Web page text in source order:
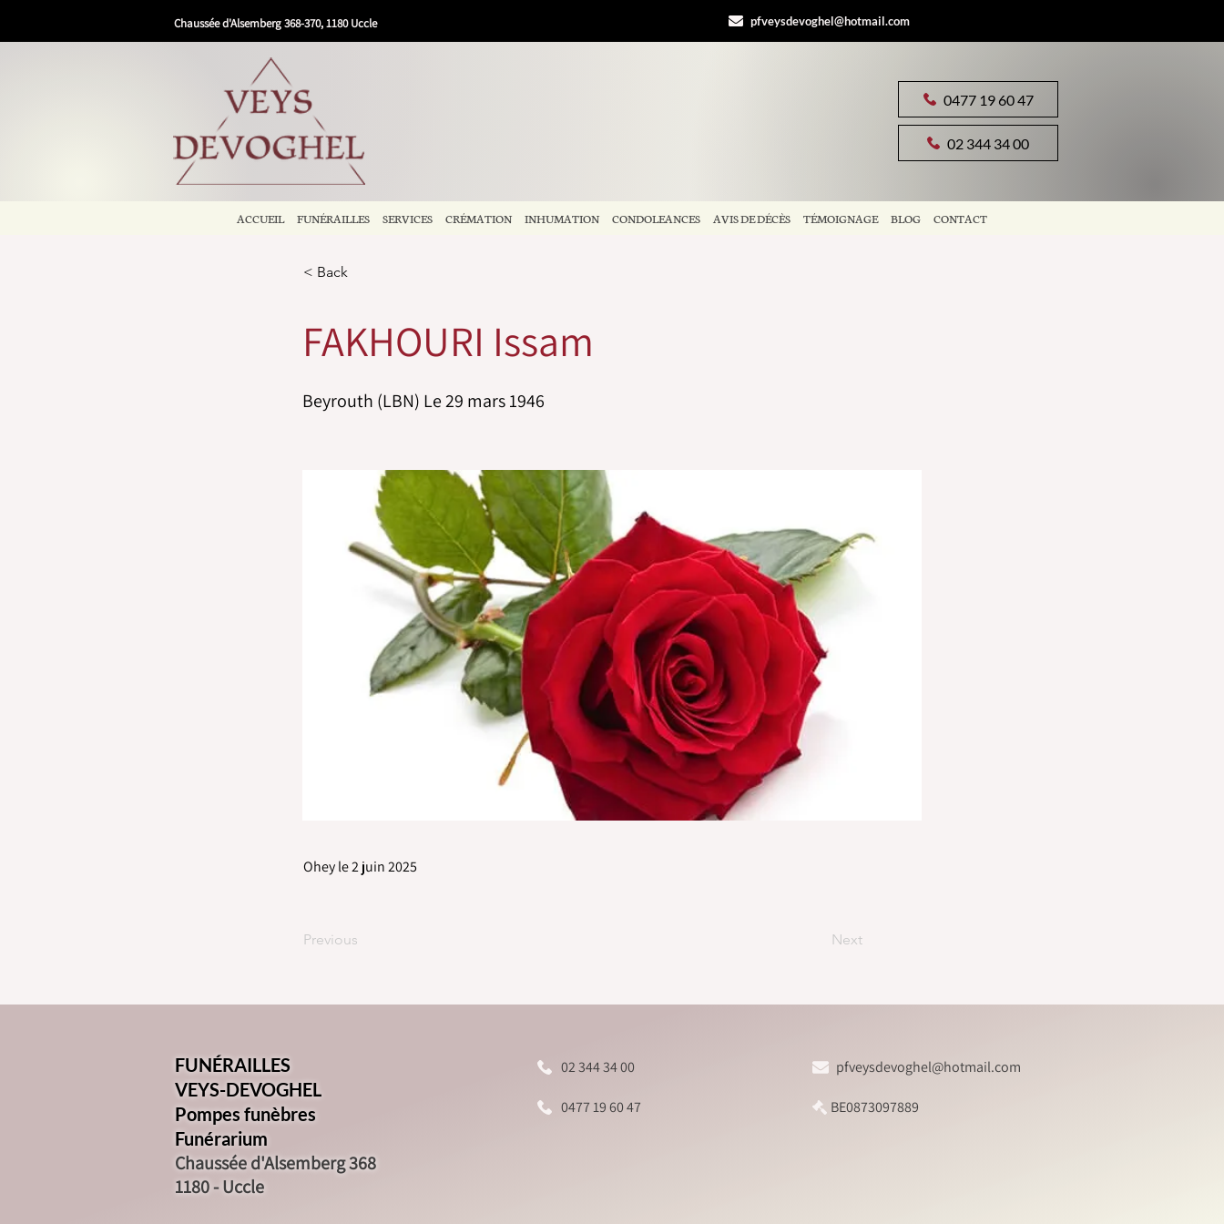
Chaussée d'Alsemberg 368-370, 1180 Uccle pfveysdevoghel@hotmail.com
0477 19 60 47
02 344 34 00
ACCUEIL FUNÉRAILLES SERVICES CRÉMATION INHUMATION CONDOLEANCES AVIS DE DÉCÈS TÉMOIGNAGE BLOG CONTACT
< Back
FAKHOURI Issam
Beyrouth (LBN) Le 29 mars 1946
Ohey le 2 juin 2025
Previous Next
FUNÉRAILLES
VEYS-DEVOGHEL
Pompes funèbres
Funérarium
Chaussée d'Alsemberg 368
1180 - Uccle
02 344 34 00
0477 19 60 47
pfveysdevoghel@hotmail.com
BE0873097889